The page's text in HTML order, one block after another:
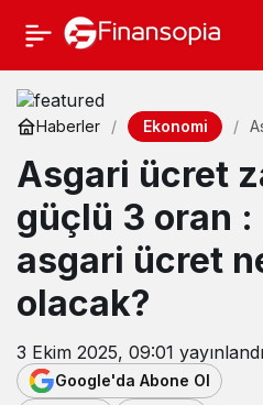
Haberler Ekonomi
Asgari ücret
güçlü 3 oran :
asgari ücret
olacak?
3 Ekim 2025, 09:01 yayınlandı
Google'da Abone Ol